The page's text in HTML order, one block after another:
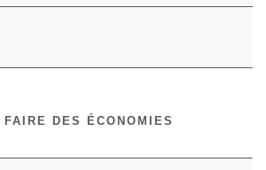
DES ÉCONOMIES